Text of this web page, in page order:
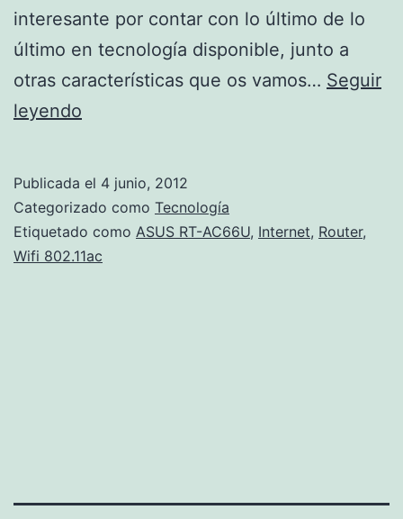
interesante por contar con lo último de lo
último en tecnología disponible, junto a
otras características que os vamos… Seguir
leyendo
Publicada el 4 junio, 2012
Categorizado como Tecnología
Etiquetado como ASUS RT-AC66U, Internet, Router,
Wifi 802.11ac